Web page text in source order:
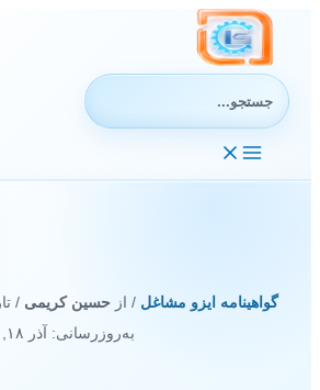
جستجوی:
گواهینامه ایزو مشاغل/ از حسین کریمی /
به‌روزرسانی: آذر ۱۸, ۱۴۰۴